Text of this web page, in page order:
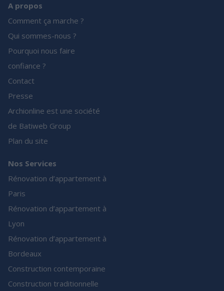
A propos
Comment ça marche ?
Qui sommes-nous ?
Pourquoi nous faire
confiance ?
Contact
Presse
Archionline est une société
de Batiweb Group
Plan du site
Nos Services
Rénovation d’appartement à
Paris
Rénovation d’appartement à
Lyon
Rénovation d’appartement à
Bordeaux
Construction contemporaine
Construction traditionnelle